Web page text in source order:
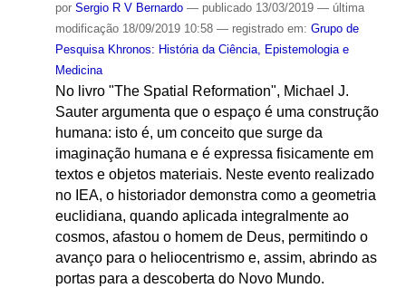
por Sergio R V Bernardo — publicado13/03/2019 — última
modificação18/09/2019 10:58 — registrado em: Grupo de
Pesquisa Khronos: História da Ciência, Epistemologia e
Medicina
No livro "The Spatial Reformation", Michael J.
Sauter argumenta que o espaço é uma construção
humana: isto é, um conceito que surge da
imaginação humana e é expressa fisicamente em
textos e objetos materiais. Neste evento realizado
no IEA, o historiador demonstra como a geometria
euclidiana, quando aplicada integralmente ao
cosmos, afastou o homem de Deus, permitindo o
avanço para o heliocentrismo e, assim, abrindo as
portas para a descoberta do Novo Mundo.